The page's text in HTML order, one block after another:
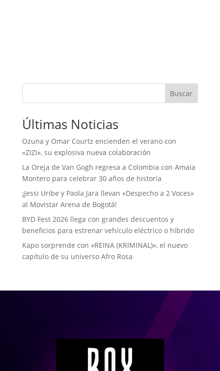
Buscar
Últimas Noticias
Ozuna y Omar Courtz encienden el verano con
«ZIZI», su explosiva nueva colaboración
La Oreja de Van Gogh regresa a Colombia con Amaia
Montero para celebrar 30 años de historia
¡Jessi Uribe y Paola Jara llevan «Despecho a 2 Voces»
al Movistar Arena de Bogotá!
BYD Fest 2026 llega con grandes descuentos y
beneficios para estrenar vehículo eléctrico o híbrido
Kapo sorprende con «REINA (KRIMINAL)», el nuevo
capítulo de su universo Afro Rosa